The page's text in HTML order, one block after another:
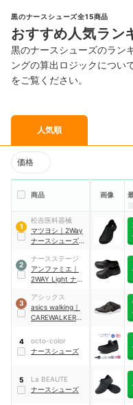
黒のナースシューズ全15商品
おすすめ人気ラン
黒のナースシューズのラン
ングの算出ロジックについて
をご覧ください。
人気順
価格
商品 画像
1
松吉医科器械
マツヨシ ｜ 2Way
ナースシューズ
2
ナースステージ
アンファミエ ｜
2WAY Light ナー
3
アシックス
asics walking ｜
CAREWALKER
4
octo-color
ナースシューズ
5
La BEAUTE
ナースシューズ